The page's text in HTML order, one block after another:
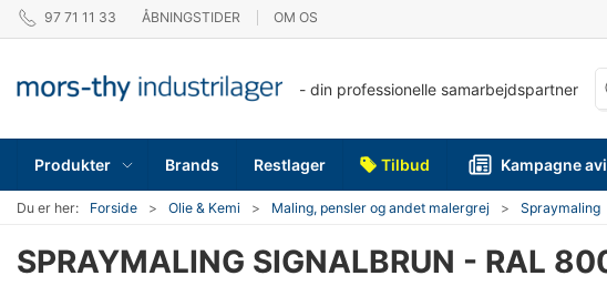
97 71 11 33 ÅBNINGSTIDER OM OS
- din professionelle samarbejdspartner
Produkter Brands Restlager Tilbud Kampagne
Du er her: Forside Olie & Kemi Maling, pensler og andet malergrej Spraymaling
SPRAYMALING SIGNALBRUN - RAL